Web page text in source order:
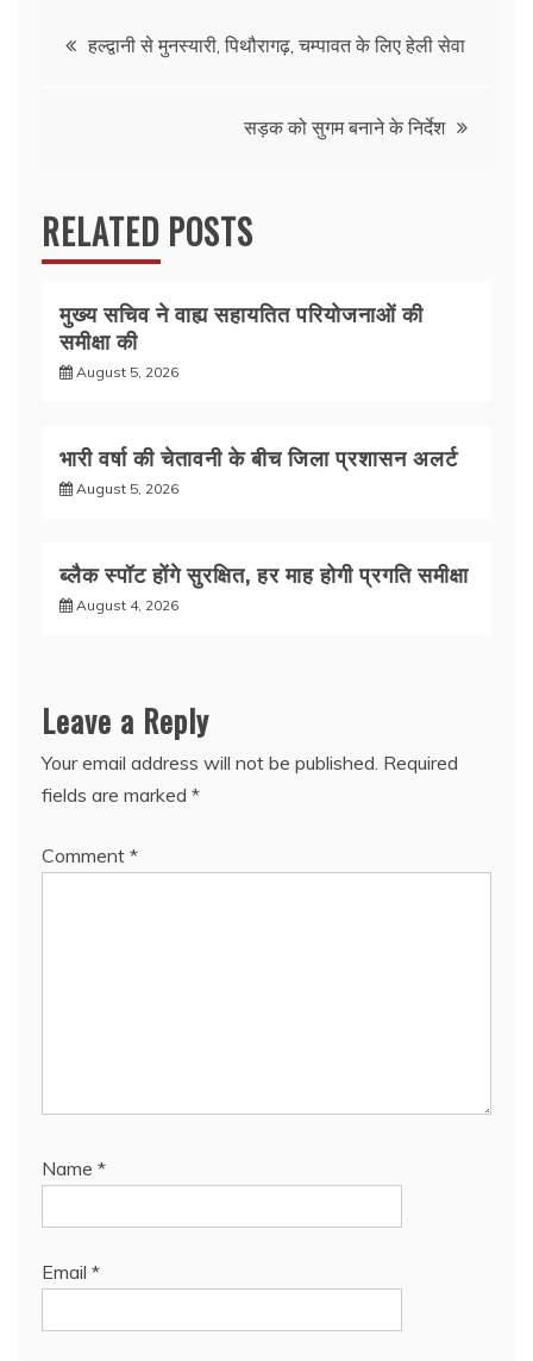
b
A
Postहल्द्वानी से मुनस्यारी, पिथौरागढ़, चम्पावत के लिए हेली सेवा
सड़क को सुगम बनाने के निर्देश
RELATED POSTS
मुख्य सचिव ने वाह्य सहायतित परियोजनाओं की
समीक्षा की
August 5, 2026
भारी वर्षा की चेतावनी के बीच जिला प्रशासन अलर्ट
August 5, 2026
ब्लैक स्पॉट होंगे सुरक्षित, हर माह होगी प्रगति समीक्षा
August 4, 2026
Leave a Reply
Your email address will not be published. Required
fields are marked *
Comment *
Name *
Email *